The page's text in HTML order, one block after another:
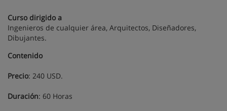
Curso dirigido a
Ingenieros de cualquier área, Arquitectos, Diseñadores,
Dibujantes.
Contenido
Precio: 240 USD.
Duración: 60 Horas